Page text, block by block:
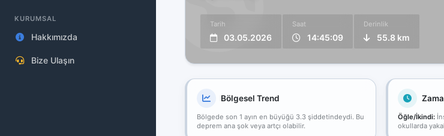
KURUMSAL
Hakkımızda
Bize Ulaşın
Tarih
03.05.2026
Saat
14:45:09
Derinlik
55.8 km
Bölgesel Trend
Bölgede son 1 ayın en büyüğü 3.3 şiddetindeydi. Bu
deprem ana şok veya artçı olabilir.
Öğle/İkindi:
okullarda